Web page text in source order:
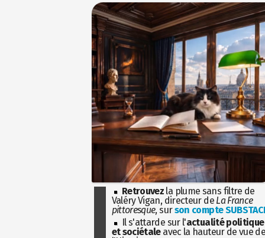
Retrouvez la plume sans filtre de
Valéry Vigan, directeur de La France
pittoresque, surson compte
Il s'attarde sur l'actualité politique
et sociétaleavec la hauteur de vue